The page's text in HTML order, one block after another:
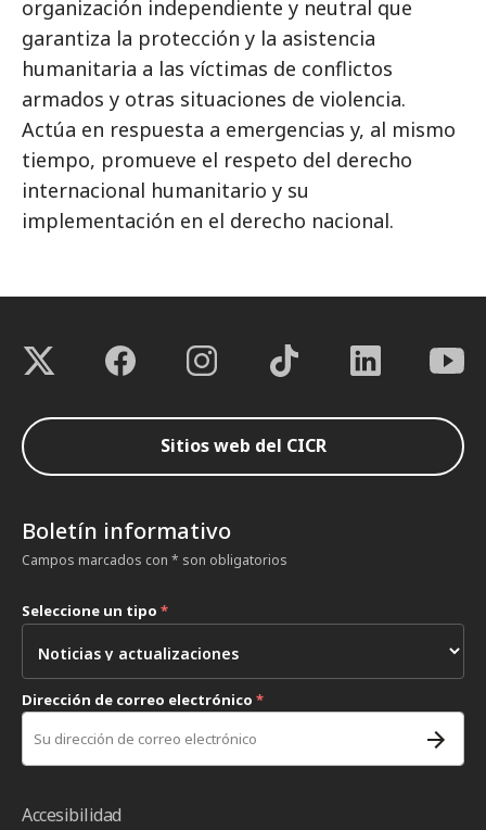
organización independiente y neutral que
garantiza la protección y la asistencia
humanitaria a las víctimas de conflictos
armados y otras situaciones de violencia.
Actúa en respuesta a emergencias y, al mismo
tiempo, promueve el respeto del derecho
internacional humanitario y su
implementación en el derecho nacional.
Sitios web del CICR
Boletín informativo
Campos marcados con * son obligatorios
Seleccione un tipo *
Dirección de correo electrónico *
Accesibilidad